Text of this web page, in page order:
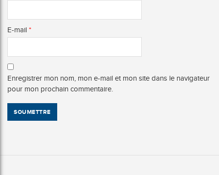
E-mail *
Enregistrer mon nom, mon e-mail et mon site dans le navigateur
pour mon prochain commentaire.